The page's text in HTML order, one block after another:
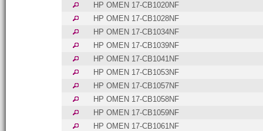
HP OMEN 17-CB1020NF
HP OMEN 17-CB1028NF
HP OMEN 17-CB1034NF
HP OMEN 17-CB1039NF
HP OMEN 17-CB1041NF
HP OMEN 17-CB1053NF
HP OMEN 17-CB1057NF
HP OMEN 17-CB1058NF
HP OMEN 17-CB1059NF
HP OMEN 17-CB1061NF